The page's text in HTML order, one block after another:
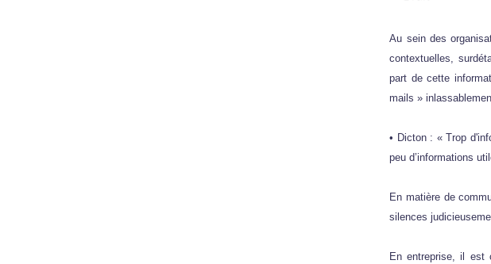
Au sein des
contextuelles,
part de cette
mails »
• Dicton : « Trop
peu d’informations
En matière de
silences
En entreprise, il est